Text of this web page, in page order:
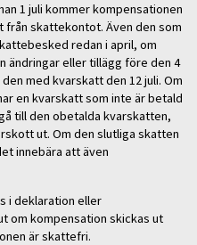
1 juli kommer kompensationen
från skattekontot. Även den som
redan i april, om
ändringar eller tillägg före den 4
med kvarskatt den 12 juli. Om
en kvarskatt som inte är betald
till den obetalda kvarskatten,
ut. Om den slutliga skatten
innebära att även
i deklaration eller
om kompensation skickas ut
är skattefri.